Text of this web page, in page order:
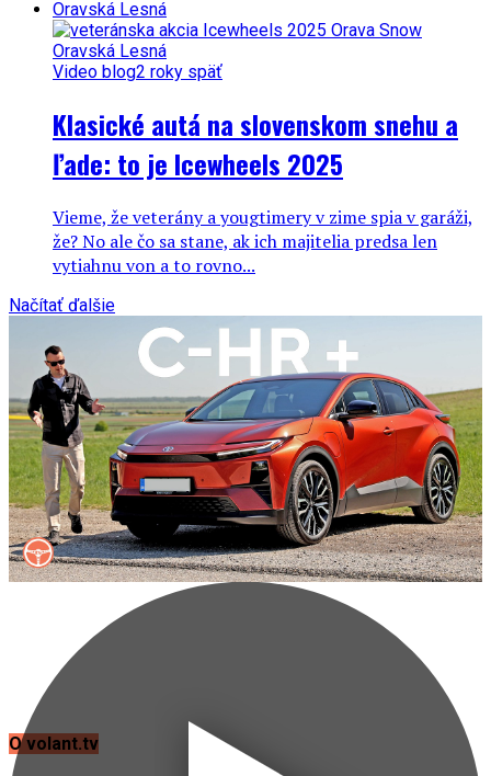
Video blog2 roky späť
Klasické autá na slovenskom snehu a
ľade: to je Icewheels 2025
Vieme, že veterány a yougtimery v zime spia v garáži,
že? No ale čo sa stane, ak ich majitelia predsa len
vytiahnu von a to rovno...
Načítať ďalšie
O volant.tv